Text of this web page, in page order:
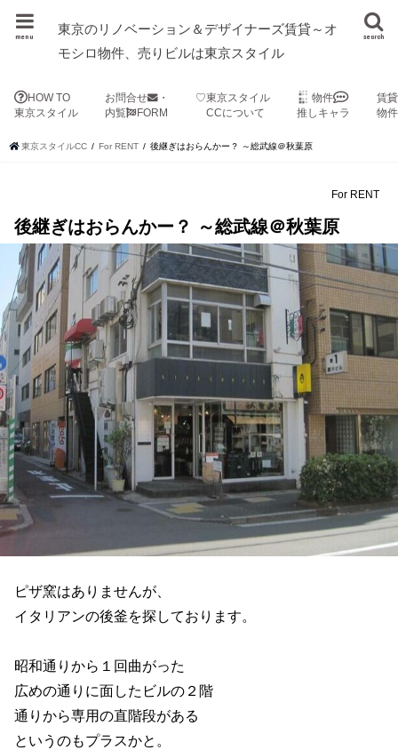
東京のリノベーション＆デザイナーズ賃貸～オ
モシロ物件、売りビルは東京スタイル
search
menu
HOW TO
東京スタイル
お問合せ
・
内覧
FORM
♡東京スタイル
CCについて
物件
推しキャラ
賃
物
東京スタイルCC For RENT 後継ぎはおらんかー？ ～総武線＠秋葉原
For RENT
後継ぎはおらんかー？ ～総武線＠秋葉原
ピザ窯はありませんが、
イタリアンの後釜を探しております。
昭和通りから１回曲がった
広めの通りに面したビルの２階
通りから専用の直階段がある
というのもプラスかと。